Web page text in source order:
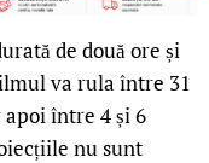
de două ore și
va rula între 31
între 4 și 6
nu sunt